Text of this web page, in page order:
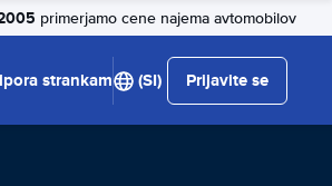
primerjamo cene najema avtomobilov
strankam (SI) Prijavite se